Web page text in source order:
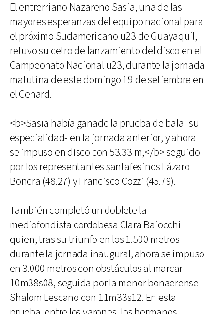
El entrerriano Nazareno Sasia, una de las
mayores esperanzas del equipo nacional para
el próximo Sudamericano u23 de Guayaquil,
retuvo su cetro de lanzamiento del disco en el
Campeonato Nacional u23, durante la jornada
matutina de este domingo 19 de setiembre en
el Cenard.
<b>Sasia había ganado la prueba de bala -su
especialidad- en la jornada anterior, y ahora
se impuso en disco con 53.33 m,</b> seguido
por los representantes santafesinos Lázaro
Bonora (48.27) y Francisco Cozzi (45.79).
También completó un doblete la
mediofondista cordobesa Clara Baiocchi
quien, tras su triunfo en los 1.500 metros
durante la jornada inaugural, ahora se impuso
en 3.000 metros con obstáculos al marcar
10m38s08, seguida por la menor bonaerense
Shalom Lescano con 11m33s12. En esta